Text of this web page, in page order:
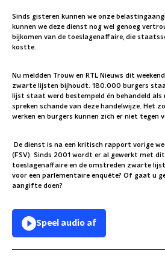
Sinds gisteren kunnen we onze
kunnen we deze dienst nog wel genoeg
bijkomen van de toeslagenaffaire, die
kostte.
Nu meldden Trouw en RTL Nieuws dit
zwarte lijsten bijhoudt. 180.000 burgers
lijst staat werd bestempeld én behandeld als
spreken schande van deze handelwijze. Het
werken en burgers kunnen zich er niet tegen
De dienst is na een kritisch rapport vorige
(FSV). Sinds 2001 wordt er al gewerkt met
toeslagenaffaire en de omstreden zwarte
voor een parlementaire enquête? Of gaat u
aangifte doen?
Speel audio af